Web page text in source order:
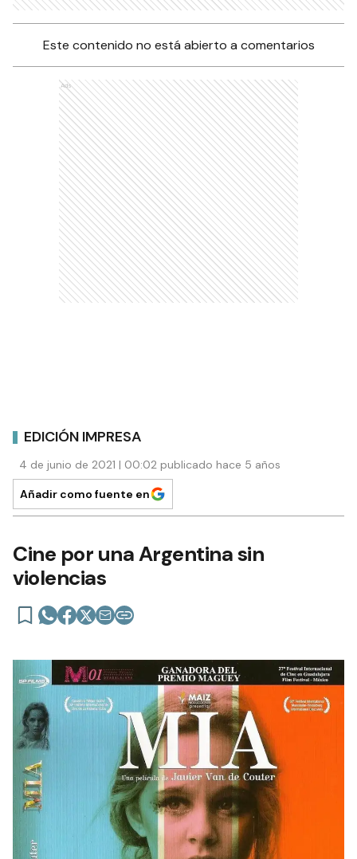
Este contenido no está abierto a comentarios
Ads
EDICIÓN IMPRESA
4 de junio de 2021 | 00:02 publicado hace 5 años
Añadir como fuente en
Cine por una Argentina sin
violencias